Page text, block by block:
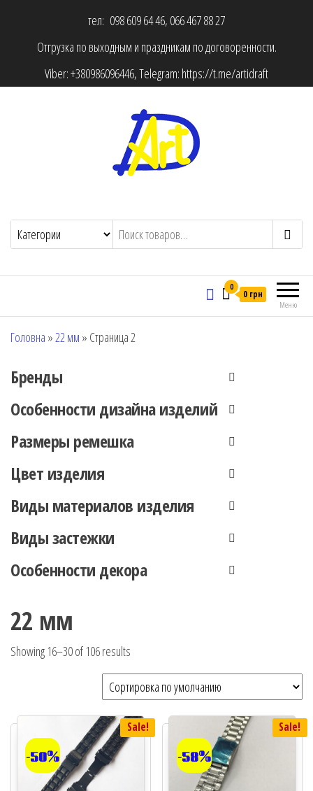
тел: 098 609 64 46, 066 467 88 27
Отгрузка по выходным и праздникам по договоренности.
Viber:+380986096446, Telegram: https://t.me/artidraft
Меню
0
0 грн
Головна »22 мм » Страница 2
Брeнды
Особенности дизайна изделий
Размеры ремешка
Цвет изделия
Виды материалов изделия
Виды застежки
Особенности декора
22 мм
Showing 16–30 of 106 results
Sale!
-50%
Sale!
-58%